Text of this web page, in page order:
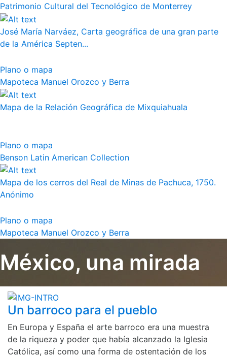
Patrimonio Cultural del Tecnológico de Monterrey
José María Narváez, Carta geográfica de una gran parte
de la América Septen...
Plano o mapa
Mapoteca Manuel Orozco y Berra
Mapa de la Relación Geográfica de Mixquiahuala
Plano o mapa
Benson Latin American Collection
Mapa de los cerros del Real de Minas de Pachuca, 1750.
Anónimo
Plano o mapa
Mapoteca Manuel Orozco y Berra
México, una mirada
Un barroco para el pueblo
En Europa y España el arte barroco era una muestra
de la riqueza y poder que había alcanzado la Iglesia
Católica, así como una forma de ostentación de los